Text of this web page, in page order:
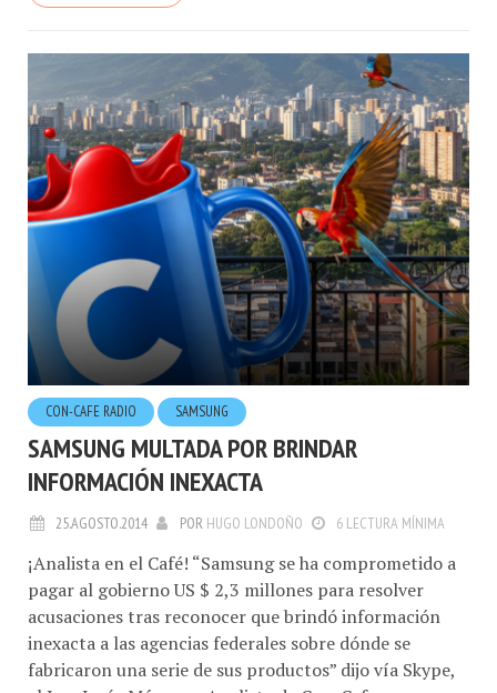
CON-CAFE RADIO SAMSUNG
SAMSUNG MULTADA POR BRINDAR
INFORMACIÓN INEXACTA
25.AGOSTO.2014 POR HUGO LONDOÑO 6 LECTURA MÍNIMA
¡Analista en el Café! “Samsung se ha comprometido a
pagar al gobierno US $ 2,3 millones para resolver
acusaciones tras reconocer que brindó información
inexacta a las agencias federales sobre dónde se
fabricaron una serie de sus productos” dijo vía Skype,